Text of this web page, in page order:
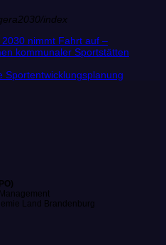
index
nimmt Fahrt auf –
kommunaler Sportstätten
Sportentwicklungsplanung
Land Brandenburg